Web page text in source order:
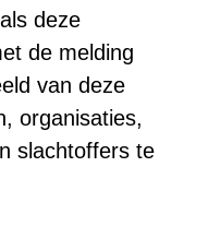
deze
de melding
van deze
organisaties,
slachtoffers te